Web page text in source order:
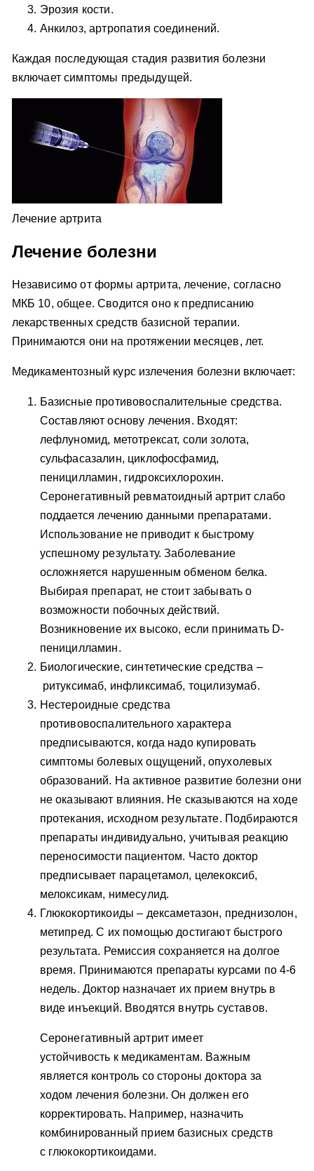
Эрозия кости.
Анкилоз, артропатия соединений.
Каждая последующая стадия развития болезни
включает симптомы предыдущей.
Лечение артрита
Лечение болезни
Независимо от формы артрита, лечение, согласно
МКБ 10, общее. Сводится оно к предписанию
лекарственных средств базисной терапии.
Принимаются они на протяжении месяцев, лет.
Медикаментозный курс излечения болезни включает:
Базисные противовоспалительные средства.
Составляют основу лечения. Входят:
лефлуномид, метотрексат, соли золота,
сульфасазалин, циклофосфамид,
пеницилламин, гидроксихлорохин.
Серонегативный ревматоидный артрит слабо
поддается лечению данными препаратами.
Использование не приводит к быстрому
успешному результату. Заболевание
осложняется нарушенным обменом белка.
Выбирая препарат, не стоит забывать о
возможности побочных действий.
Возникновение их высоко, если принимать D-
пеницилламин.
Биологические, синтетические средства –
ритуксимаб, инфликсимаб, тоцилизумаб.
Нестероидные средства
противовоспалительного характера
предписываются, когда надо купировать
симптомы болевых ощущений, опухолевых
образований. На активное развитие болезни они
не оказывают влияния. Не сказываются на ходе
протекания, исходном результате. Подбираются
препараты индивидуально, учитывая реакцию
переносимости пациентом. Часто доктор
предписывает парацетамол, целекоксиб,
мелоксикам, нимесулид.
Глюкокортикоиды – дексаметазон, преднизолон,
метипред. С их помощью достигают быстрого
результата. Ремиссия сохраняется на долгое
время. Принимаются препараты курсами по 4-6
недель. Доктор назначает их прием внутрь в
виде инъекций. Вводятся внутрь суставов.
Серонегативный артрит имеет
устойчивость к медикаментам. Важным
является контроль со стороны доктора за
ходом лечения болезни. Он должен его
корректировать. Например, назначить
комбинированный прием базисных средств
с глюкокортикоидами.